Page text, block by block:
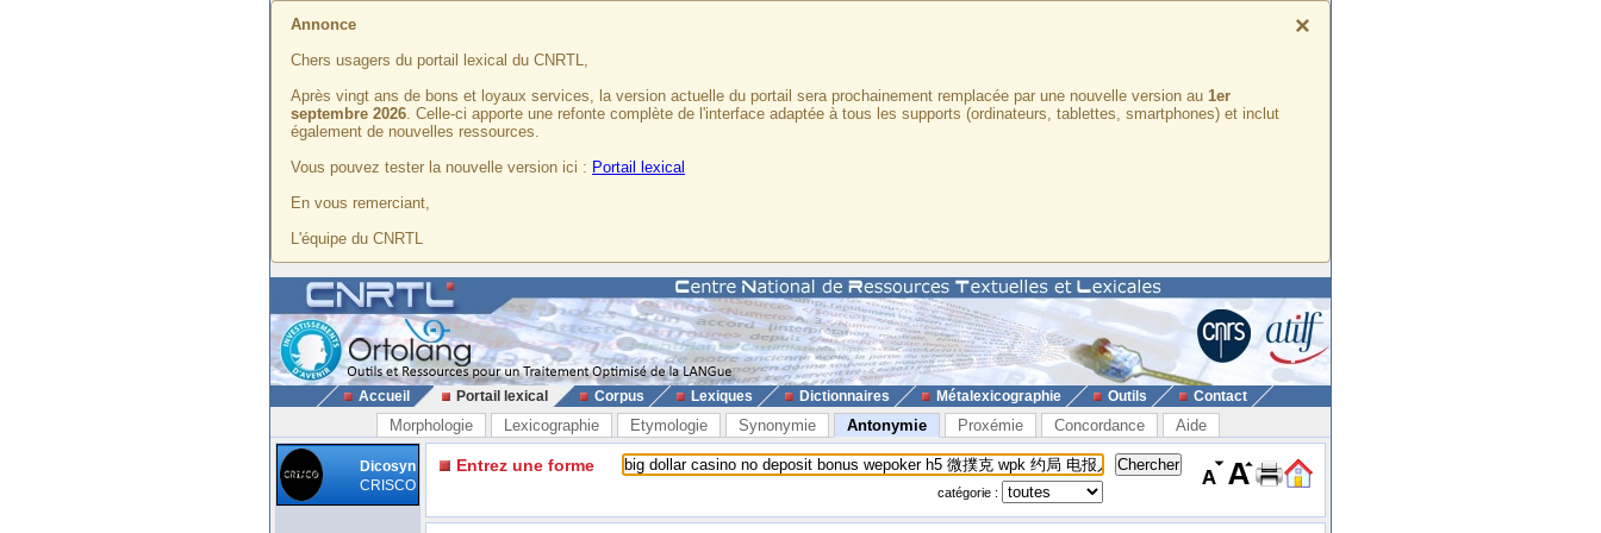
×
Annonce
Chers usagers du portail lexical du CNRTL,
Après vingt ans de bons et loyaux services, la version actuelle du portail sera prochainement remplacée par une nouvelle version au 1er
septembre 2026. Celle-ci apporte une refonte complète de l'interface adaptée à tous les supports (ordinateurs, tablettes, smartphones) et inclut
également de nouvelles ressources.
Vous pouvez tester la nouvelle version ici : Portail lexical
En vous remerciant,
L'équipe du CNRTL
Accueil Portail lexical Corpus Lexiques Dictionnaires Métalexicographie Outils Contact
Morphologie Lexicographie Etymologie Synonymie Antonymie Proxémie Concordance Aide
Dicosyn
CRISCO
Entrez une forme
catégorie :